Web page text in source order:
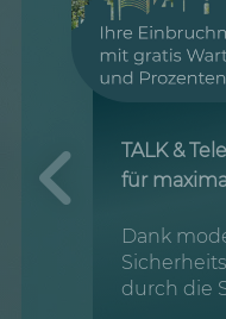
TALK &
für
Dank
durch die